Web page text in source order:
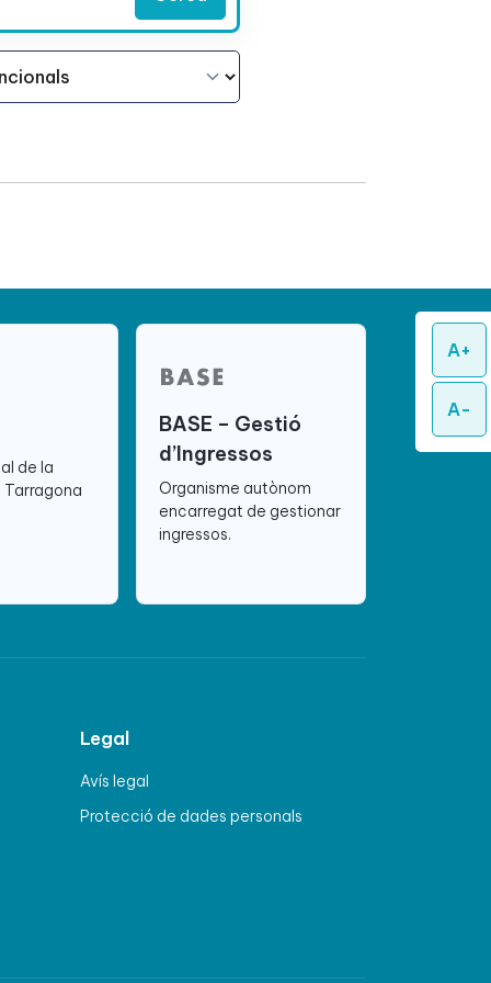
A+
A-
de la
Tarragona
BASE – Gestió
d’Ingressos
Organisme autònom
encarregat de gestionar
ingressos.
Legal
Avís legal
Protecció de dades personals